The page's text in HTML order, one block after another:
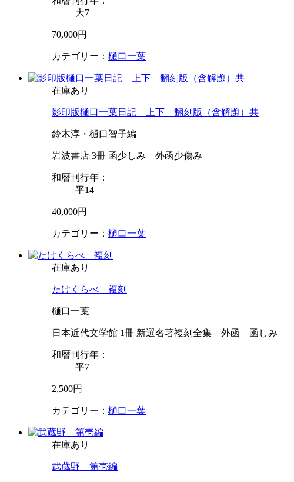
大7
70,000円
カテゴリー： 樋口一葉
在庫あり
影印版樋口一葉日記 上下 翻刻版（含解題）共
鈴木淳・樋口智子編
岩波書店 3冊 函少しみ 外函少傷み
和暦刊行年：
平14
40,000円
カテゴリー： 樋口一葉
在庫あり
たけくらべ 複刻
樋口一葉
日本近代文学館 1冊 新選名著複刻全集 外函 函しみ
和暦刊行年：
平7
2,500円
カテゴリー： 樋口一葉
在庫あり
武蔵野 第壱編